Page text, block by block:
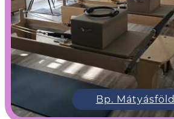
Bp. Mátyásföld